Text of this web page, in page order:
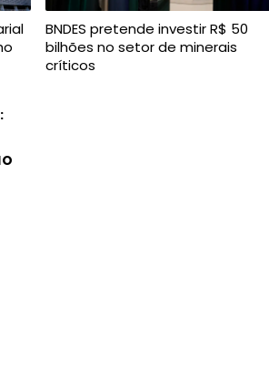
BNDES pretende investir R$ 50
bilhões no setor de minerais
críticos